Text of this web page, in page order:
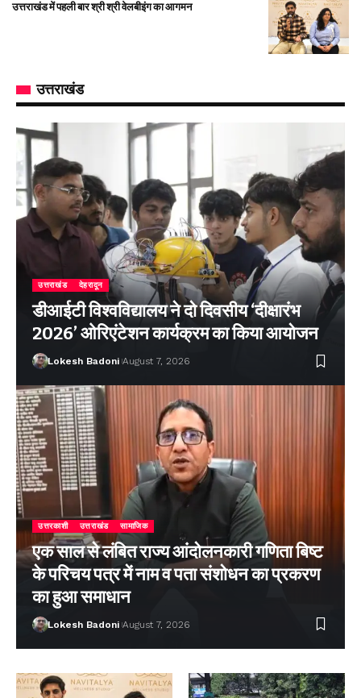
उत्तराखंड में पहली बार श्री श्री वेलबीइंग का आगमन
उत्तराखंड
उत्तराखंड देहरादून
डीआईटी विश्वविद्यालय ने दो दिवसीय ‘दीक्षारंभ
2026’ ओरिएंटेशन कार्यक्रम का किया आयोजन
Lokesh Badoni August 7, 2026
उत्तरकाशी उत्तराखंड सामाजिक
एक साल से लंबित राज्य आंदोलनकारी गणिता बिष्ट
के परिचय पत्र में नाम व पता संशोधन का प्रकरण
का हुआ समाधान
Lokesh Badoni August 7, 2026